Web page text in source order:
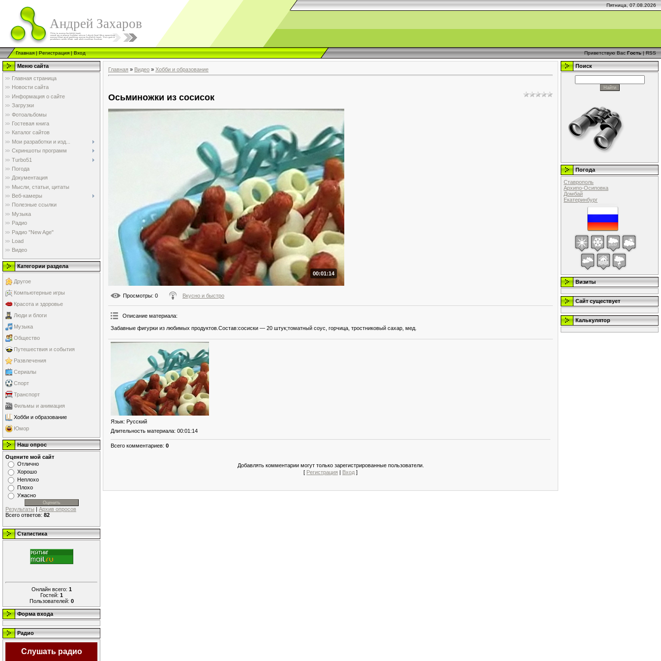
Пятница, 07.08.2026
Андрей Захаров
Главная|Регистрация|Вход Приветствую Вас Гость|RSS
Меню сайта
Главная страница
Новости сайта
Информация о сайте
Загрузки
Фотоальбомы
Гостевая книга
Каталог сайтов
Мои разработки и изд...
Скриншоты программ
Turbo51
Погода
Документация
Мысли, статьи, цитаты
Веб-камеры
Полезные ссылки
Музыка
Радио
Радио "New Age"
Load
Видео
Категории раздела
Другое
Компьютерные игры
Красота и здоровье
Люди и блоги
Музыка
Общество
Путешествия и события
Развлечения
Сериалы
Спорт
Транспорт
Фильмы и анимация
Хобби и образование
Юмор
Наш опрос
Оцените мой сайт
Отлично
Хорошо
Неплохо
Плохо
Ужасно
Результаты | Архив опросов
Всего ответов: 82
Статистика
Онлайн всего: 1
Гостей: 1
Пользователей: 0
Форма входа
Радио
Слушать радио
Главная » Видео » Хобби и образование
Осьминожки из сосисок
00:01:14
Просмотры: 0 Вкусно и быстро
Описание материала:
Забавные фигурки из любимых продуктов.Состав:сосиски — 20 штук;томатный соус, горчица, тростниковый сахар, мед.
Язык: Русский
Длительность материала: 00:01:14
Всего комментариев: 0
Добавлять комментарии могут только зарегистрированные пользователи.
[ Регистрация | Вход ]
Поиск
Погода
Ставрополь
Архипо-Осиповка
Домбай
Екатеринбург
Визиты
Сайт существует
Калькулятор